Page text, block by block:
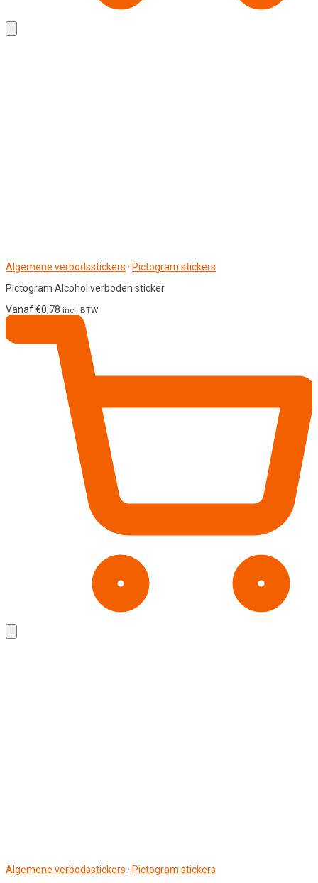
Algemene verbodsstickers · Pictogram stickers
Pictogram Alcohol verboden sticker
Vanaf€0,78 incl. BTW
Algemene verbodsstickers · Pictogram stickers